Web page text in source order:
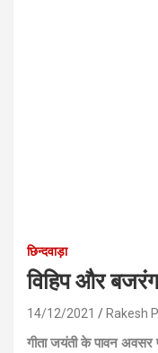
छिन्दवाड़ा
विहिप और
14/12/2021 Rakesh
गीता जयंती के पावन अवसर